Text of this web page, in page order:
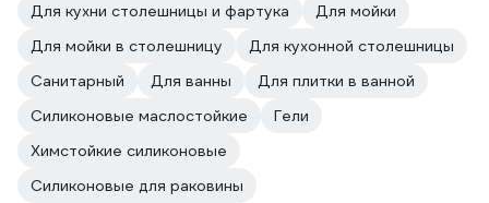
Для кухни столешницы и фартука
Для мойки
Для мойки в столешницу
Для кухонной столешницы
Санитарный
Для ванны
Для плитки в ванной
Силиконовые маслостойкие
Гели
Химстойкие силиконовые
Силиконовые для раковины